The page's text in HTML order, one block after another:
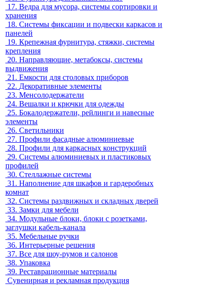
17. Ведра для мусора, системы сортировки и
хранения
18. Системы фиксации и подвески каркасов и
панелей
19. Крепежная фурнитура, стяжки, системы
крепления
20. Направляющие, метабоксы, системы
выдвижения
21. Емкости для столовых приборов
22. Декоративные элементы
23. Менсолодержатели
24. Вешалки и крючки для одежды
25. Бокалодержатели, рейлинги и навесные
элементы
26. Светильники
27. Профили фасадные алюминиевые
28. Профили для каркасных конструкций
29. Системы алюминиевых и пластиковых
профилей
30. Стеллажные системы
31. Наполнение для шкафов и гардеробных
комнат
32. Системы раздвижных и складных дверей
33. Замки для мебели
34. Модульные блоки, блоки с розетками,
заглушки кабель-канала
35. Мебельные ручки
36. Интерьерные решения
37. Все для шоу-румов и салонов
38. Упаковка
39. Реставрационные материалы
Сувенирная и рекламная продукция